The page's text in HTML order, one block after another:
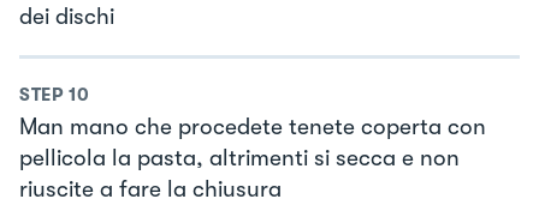
dei dischi
STEP 10
Man mano che procedete tenete coperta con
pellicola la pasta, altrimenti si secca e non
riuscite a fare la chiusura